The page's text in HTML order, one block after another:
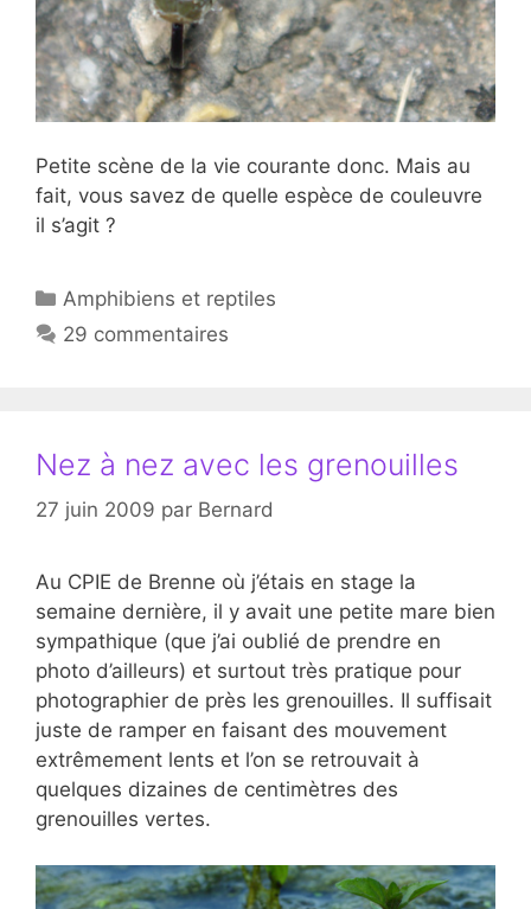
Petite scène de la vie courante donc. Mais au
fait, vous savez de quelle espèce de couleuvre
il s’agit ?
Catégories
Amphibiens et reptiles
29 commentaires
Nez à nez avec les grenouilles
27 juin 2009 par Bernard
Au CPIE de Brenne où j’étais en stage la
semaine dernière, il y avait une petite mare bien
sympathique (que j’ai oublié de prendre en
photo d’ailleurs) et surtout très pratique pour
photographier de près les grenouilles. Il suffisait
juste de ramper en faisant des mouvement
extrêmement lents et l’on se retrouvait à
quelques dizaines de centimètres des
grenouilles vertes.